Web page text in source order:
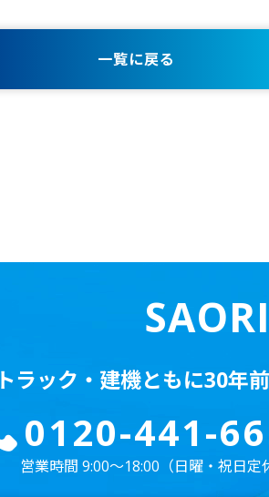
一覧に戻る
トラック・建機ともに30年
0120-441-
営業時間 9:00～18:00 （日曜・祝日定